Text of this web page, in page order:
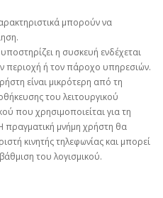
μπορούν να
η συσκευή ενδέχεται
περιοχή ή τον πάροχο υπηρεσιών.
είναι μικρότερη από τη
του λειτουργικού
που χρησιμοποιείται για τη
πραγματική μνήμη χρήστη θα
κινητής τηλεφωνίας και μπορεί
του λογισμικού.